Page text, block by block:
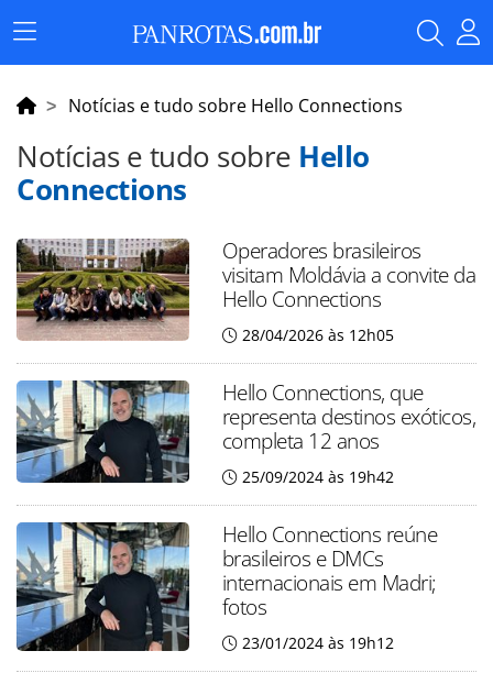
Menu
Principal
Notícias e tudo sobre Hello Connections
Notícias e tudo sobre Hello
Connections
Operadores brasileiros
visitam Moldávia a convite da
Hello Connections
28/04/2026 às 12h05
Hello Connections, que
representa destinos exóticos,
completa 12 anos
25/09/2024 às 19h42
Hello Connections reúne
brasileiros e DMCs
internacionais em Madri;
fotos
23/01/2024 às 19h12